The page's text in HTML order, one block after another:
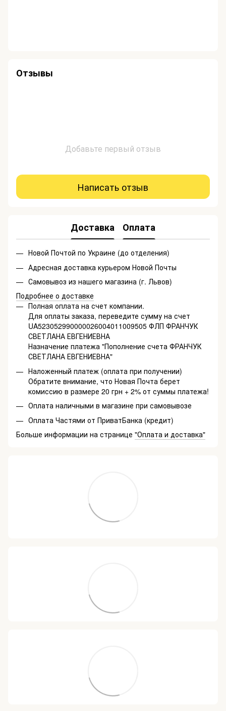
Отзывы
Добавьте первый отзыв
Написать отзыв
Доставка Оплата
Новой Почтой по Украине (до отделения)
Адресная доставка курьером Новой Почты
Самовывоз из нашего магазина (г. Львов)
Подробнее о доставке
Полная оплата на счет компании.
Для оплаты заказа, переведите сумму на счет
UA523052990000026004011009505 ФЛП ФРАНЧУК
СВЕТЛАНА ЕВГЕНИЕВНА
Назначение платежа "Пополнение счета ФРАНЧУК
СВЕТЛАНА ЕВГЕНИЕВНА"
Наложенный платеж (оплата при получении)
Обратите внимание, что Новая Почта берет
комиссию в размере 20 грн + 2% от суммы платежа!
Оплата наличными в магазине при самовывозе
Оплата Частями от ПриватБанка (кредит)
Больше информации на странице "Оплата и доставка"